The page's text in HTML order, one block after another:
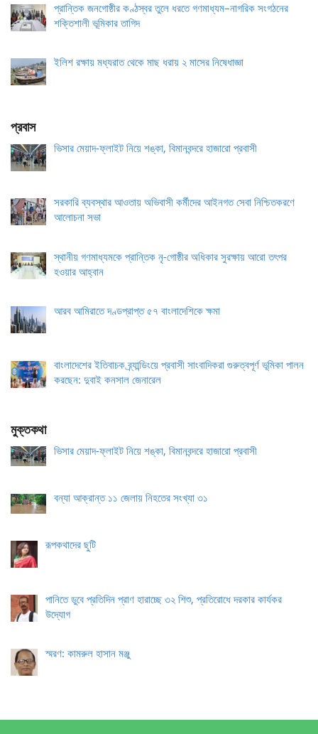
প্রান্তিক জনগোষ্ঠীর কণ্ঠস্বর তুলে ধরতে গণমাধ্যম–নাগরিক সংগঠনের
শক্তিশালী ভূমিকার তাগিদ
ইলিশ রক্ষায় মধ্যরাত থেকে মাছ ধরায় ২ মাসের নিষেধাজ্ঞা
প্রবাস
ভিসার মেয়াদ-ফ্লাইট নিয়ে শঙ্কা, বিমানবন্দরে হাজারো প্রবাসী
সরকারি ব্যবস্থার আওতায় অভিবাসী কর্মীদের আইনগত সেবা নিশ্চিতকরণে
আলোচনা সভা
স্থানীয় গণমাধ্যমকে প্রান্তিক নৃ-গোষ্ঠীর অধিকার সুরক্ষায় আরো তৎপর
হওয়ার আহ্বান
আরব আমিরাতে দণ্ডপ্রাপ্ত ৫৭ বাংলাদেশিকে ক্ষমা
বাংলাদেশের ইতিবাচক ব্র্যান্ডিংয়ে প্রবাসী সাংবাদিকরা গুরুত্বপূর্ণ ভূমিকা পালন
করছেন: দুবাই কনসাল জেনারেল
মুক্তকথা
ভিসার মেয়াদ-ফ্লাইট নিয়ে শঙ্কা, বিমানবন্দরে হাজারো প্রবাসী
বন্যা আক্রান্ত ১১ জেলায় নিহতের সংখ্যা ৩১
রূপকথাদের ছুটি
পানিতে ডুবে প্রতিদিন প্রাণ হারাচ্ছে ৩২ শিশু, প্রতিরোধে দরকার কার্যকর
উদ্যোগ
স্মরণ: কামরুল হাসান মঞ্জু